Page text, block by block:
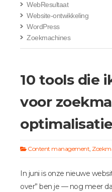
WebResultaat
Website-ontwikkeling
WordPress
Zoekmachines
10 tools die
voor
optimalisatie
Content management,
In juni is onze nieuwe
over” ben je — nog meer